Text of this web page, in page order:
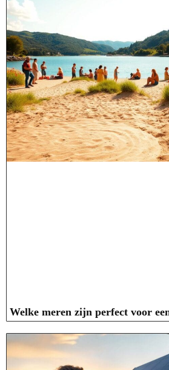
Welke meren zijn perfect voor